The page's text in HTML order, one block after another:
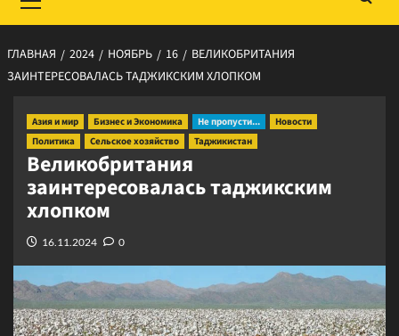
меню
ГЛАВНАЯ 2024 НОЯБРЬ 16
ВЕЛИКОБРИТАНИЯ
ЗАИНТЕРЕСОВАЛАСЬ ТАДЖИКСКИМ ХЛОПКОМ
Азия и мир Бизнес и Экономика Не пропусти...
Новости
Политика
Сельское хозяйство Таджикистан
Великобритания
заинтересовалась таджикским
хлопком
16.11.2024 0